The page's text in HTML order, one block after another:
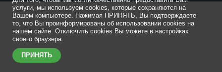
услуги, мы используем cookies, которые сохраняются на
Вашем компьютере. Нажимая ПРИНЯТЬ, Вы подтверждаете
то, что Вы проинформированы об использовании cookies на
нашем сайте. Отключить cookies Вы можете в настройках
своего браузера.
ПРИНЯТЬ